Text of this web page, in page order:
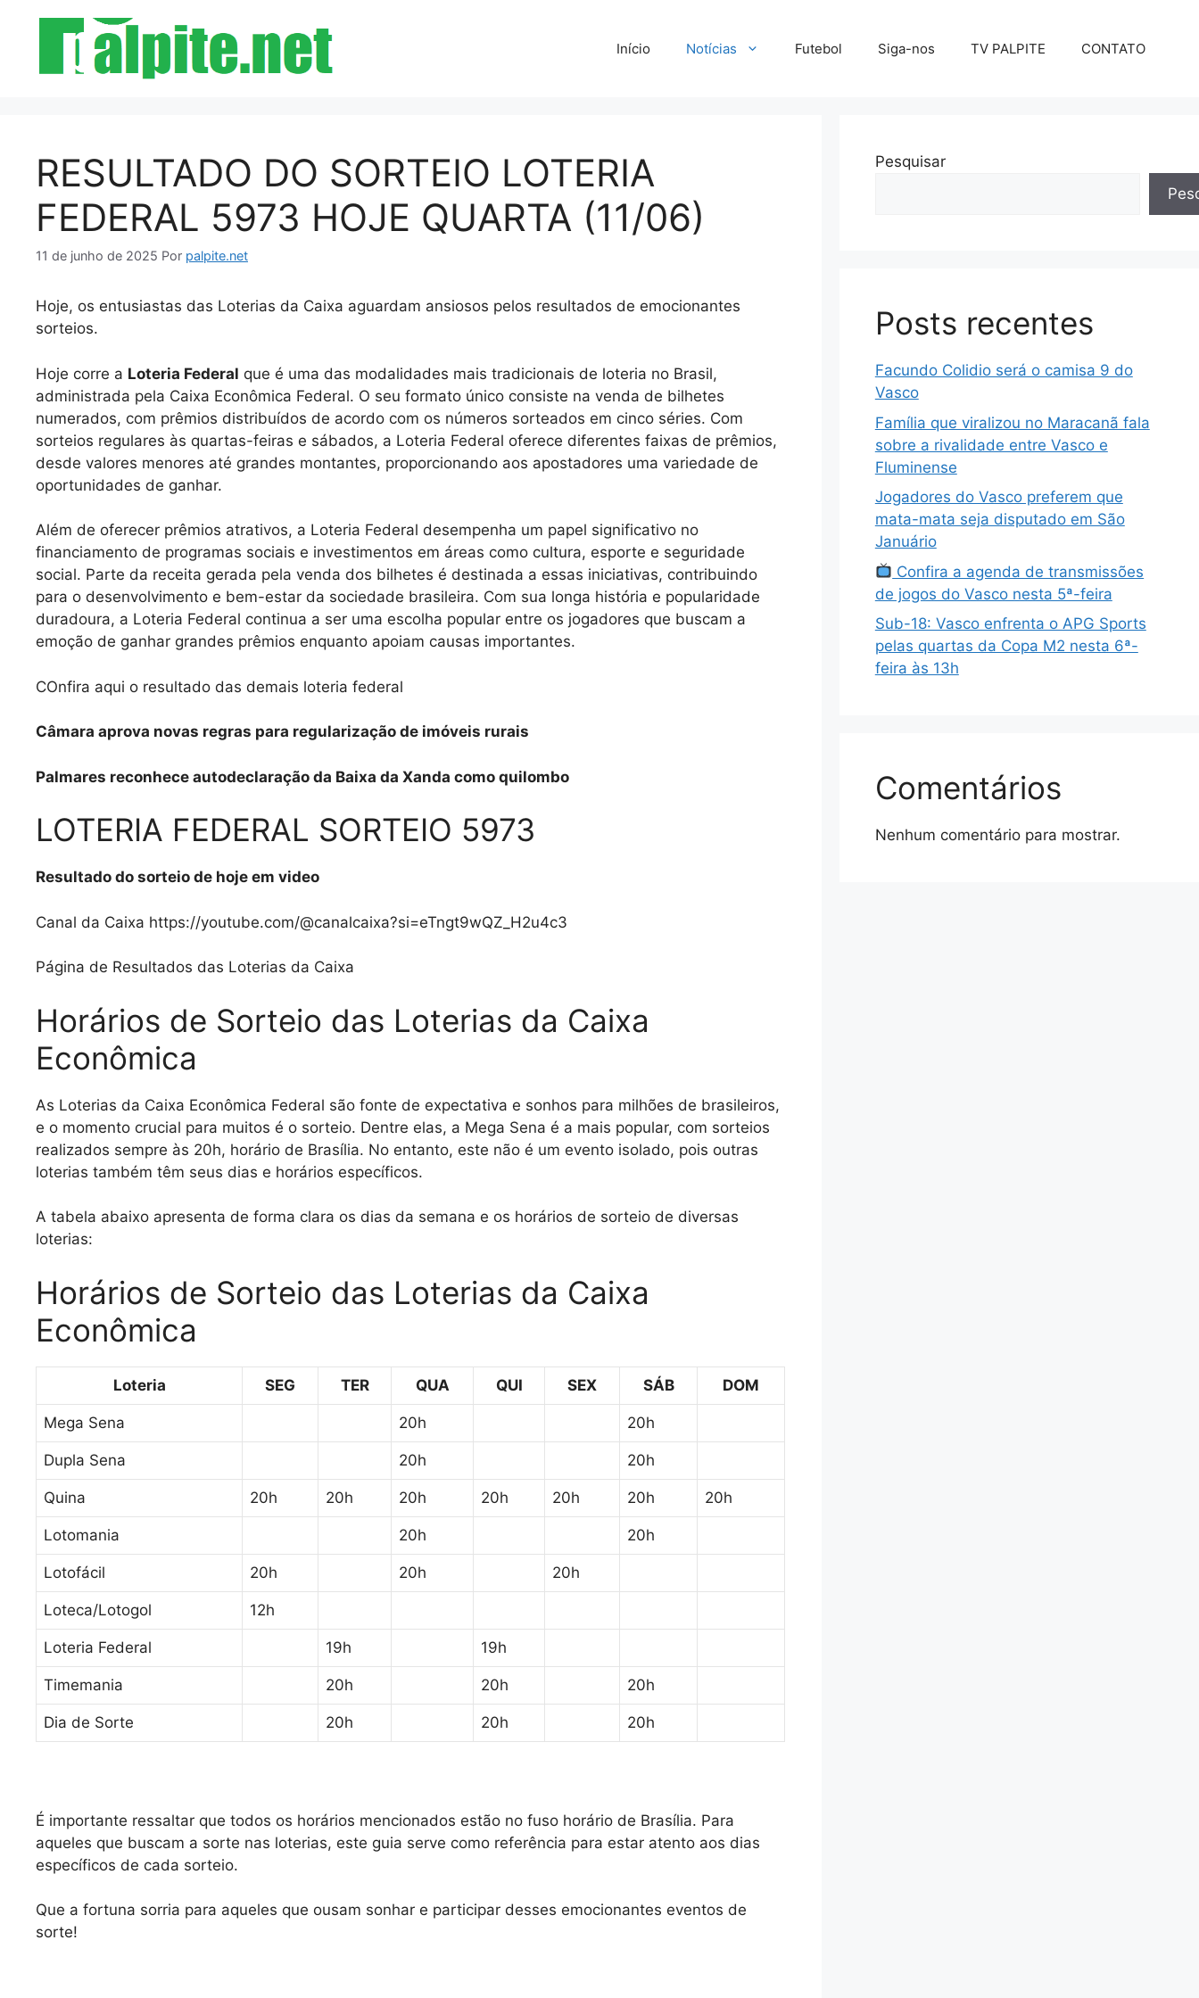
conteúdo
Início Notícias Futebol Siga-nos TV PALPITE CONTATO
RESULTADO DO SORTEIO LOTERIA
FEDERAL 5973 HOJE QUARTA (11/06)
11 de junho de 2025 Por palpite.net
Hoje, os entusiastas das Loterias da Caixa aguardam ansiosos pelos resultados de emocionantes
sorteios.
Hoje corre a Loteria Federal que é uma das modalidades mais tradicionais de loteria no Brasil,
administrada pela Caixa Econômica Federal. O seu formato único consiste na venda de bilhetes
numerados, com prêmios distribuídos de acordo com os números sorteados em cinco séries. Com
sorteios regulares às quartas-feiras e sábados, a Loteria Federal oferece diferentes faixas de prêmios,
desde valores menores até grandes montantes, proporcionando aos apostadores uma variedade de
oportunidades de ganhar.
Além de oferecer prêmios atrativos, a Loteria Federal desempenha um papel significativo no
financiamento de programas sociais e investimentos em áreas como cultura, esporte e seguridade
social. Parte da receita gerada pela venda dos bilhetes é destinada a essas iniciativas, contribuindo
para o desenvolvimento e bem-estar da sociedade brasileira. Com sua longa história e popularidade
duradoura, a Loteria Federal continua a ser uma escolha popular entre os jogadores que buscam a
emoção de ganhar grandes prêmios enquanto apoiam causas importantes.
COnfira aqui o resultado das demais loteria federal
Câmara aprova novas regras para regularização de imóveis rurais
Palmares reconhece autodeclaração da Baixa da Xanda como quilombo
LOTERIA FEDERAL SORTEIO 5973
Resultado do sorteio de hoje em video
Canal da Caixa https://youtube.com/@canalcaixa?si=eTngt9wQZ_H2u4c3
Página de Resultados das Loterias da Caixa
Horários de Sorteio das Loterias da Caixa
Econômica
As Loterias da Caixa Econômica Federal são fonte de expectativa e sonhos para milhões de brasileiros,
e o momento crucial para muitos é o sorteio. Dentre elas, a Mega Sena é a mais popular, com sorteios
realizados sempre às 20h, horário de Brasília. No entanto, este não é um evento isolado, pois outras
loterias também têm seus dias e horários específicos.
A tabela abaixo apresenta de forma clara os dias da semana e os horários de sorteio de diversas
loterias:
Horários de Sorteio das Loterias da Caixa
Econômica
Loteria SEG TER QUA QUI SEX SÁB DOM
Mega Sena 20h 20h
Dupla Sena 20h 20h
Quina 20h 20h 20h 20h 20h 20h 20h
Lotomania 20h 20h
Lotofácil 20h 20h 20h
Loteca/Lotogol 12h
Loteria Federal 19h 19h
Timemania 20h 20h 20h
Dia de Sorte 20h 20h 20h
É importante ressaltar que todos os horários mencionados estão no fuso horário de Brasília. Para
aqueles que buscam a sorte nas loterias, este guia serve como referência para estar atento aos dias
específicos de cada sorteio.
Que a fortuna sorria para aqueles que ousam sonhar e participar desses emocionantes eventos de
sorte!
Pesquisar
Posts recentes
Facundo Colidio será o camisa 9 do
Vasco
Família que viralizou no Maracanã fala
sobre a rivalidade entre Vasco e
Fluminense
Jogadores do Vasco preferem que
mata-mata seja disputado em São
Januário
Confira a agenda de transmissões
de jogos do Vasco nesta 5ª-feira
Sub-18: Vasco enfrenta o APG Sports
pelas quartas da Copa M2 nesta 6ª-
feira às 13h
Comentários
Nenhum comentário para mostrar.